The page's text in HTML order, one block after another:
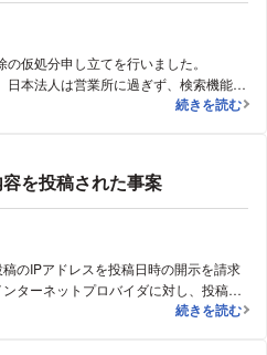
仮処分申し立てを行いました。
本法人は営業所に過ぎず、検索機能に
ないというのがGoogleの主張であり、ア
た。
インターネッ
続きを読む
を投稿された事案
のIPアドレスを投稿日時の開示を請求
ターネットプロバイダに対し、投稿者
稿者を特定。投稿者と交渉をしたもの
掲示板にプラ
続きを読む